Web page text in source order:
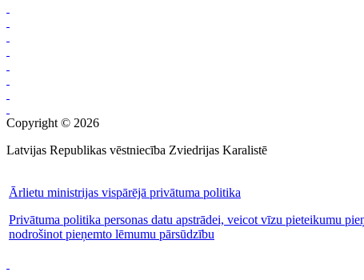
Copyright © 2026
Latvijas Republikas vēstniecība Zviedrijas Karalistē
Ārlietu ministrijas vispārējā privātuma politika
Privātuma politika personas datu apstrādei, veicot vīzu pieteikumu
nodrošinot pieņemto lēmumu pārsūdzību